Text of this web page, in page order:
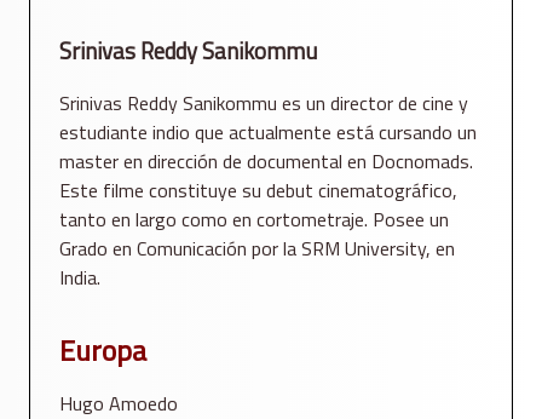
Srinivas Reddy Sanikommu
Srinivas Reddy Sanikommu es un director de cine y
estudiante indio que actualmente está cursando un
master en dirección de documental en Docnomads.
Este filme constituye su debut cinematográfico,
tanto en largo como en cortometraje. Posee un
Grado en Comunicación por la SRM University, en
India.
Europa
Hugo Amoedo